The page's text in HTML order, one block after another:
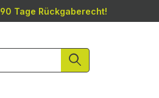
90 Tage Rückgaberecht!